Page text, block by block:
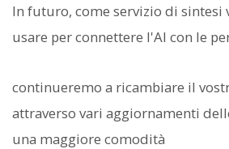
In futuro, come servizio di sintesi
usare per connettere l'AI con le
continueremo a ricambiare il
attraverso vari aggiornamenti
una maggiore comodità